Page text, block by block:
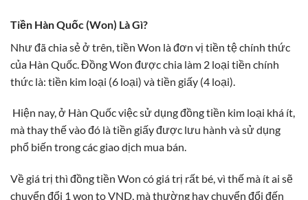
Tiền Hàn Quốc (Won) Là Gì?
Như đã chia sẻ ở trên, tiền Won là đơn vị tiền tệ chính thức
của Hàn Quốc. Đồng Won được chia làm 2 loại tiền chính
thức là: tiền kim loại (6 loại) và tiền giấy (4 loại).
Hiện nay, ở Hàn Quốc việc sử dụng đồng tiền kim loại khá ít,
mà thay thế vào đó là tiền giấy được lưu hành và sử dụng
phổ biến trong các giao dịch mua bán.
Về giá trị thì đồng tiền Won có giá trị rất bé, vì thế mà ít ai sẽ
chuyển đổi 1 won to VND, mà thường hay chuyển đổi đến